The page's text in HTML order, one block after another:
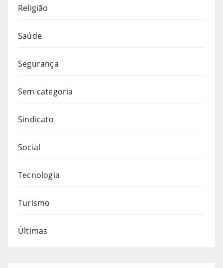
Religião
Saúde
Segurança
Sem categoria
Sindicato
Social
Tecnologia
Turismo
Últimas